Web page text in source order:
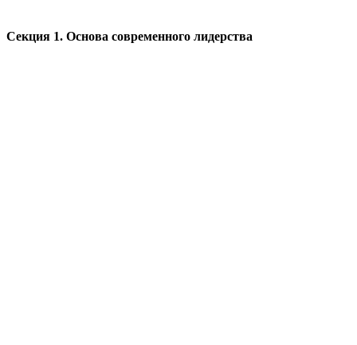
Секция 1. Основа современного лидерства